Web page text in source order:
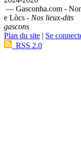
— Gasconha.com -
e Lòcs - Nos lieux-dits
gascons
Plan du site | Se
RSS 2.0